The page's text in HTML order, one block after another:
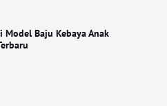
Model Baju Kebaya Anak